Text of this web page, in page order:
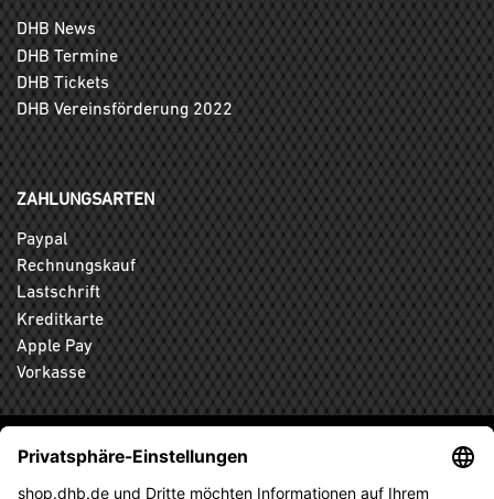
DHB News
DHB Termine
DHB Tickets
DHB Vereinsförderung 2022
ZAHLUNGSARTEN
Paypal
Rechnungskauf
Lastschrift
Kreditkarte
Apple Pay
Vorkasse
ABONNIEREN SIE DEN KOSTENLOSEN DHB-FANSHOP
NEWSLETTER UND VERPASSEN SIE KEINE NEUIGKEIT ODER